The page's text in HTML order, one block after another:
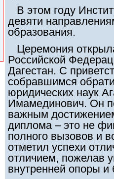
В этом году
девяти
образования.
Церемония
Российской
Дагестан. С
собравшимся
юридических наук
Имамединович. Он
важным
диплома – это не
полного вызовов и
отметил успехи
отличием, пожелав
внутренней опоры и